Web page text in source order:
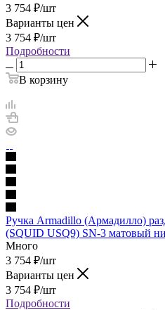
3 754 ₽/шт
Варианты цен
3 754 ₽/шт
Подробности
В корзину
Ручка Armadillo (Армадилло)
(SQUID USQ9) SN-3 матовый
Много
3 754 ₽/шт
Варианты цен
3 754 ₽/шт
Подробности